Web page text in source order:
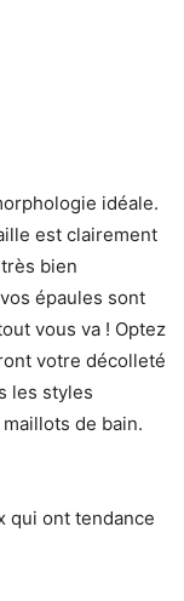
idéale.
est clairement
bien
épaules sont
vous va ! Optez
votre décolleté
les styles
de bain.
qui ont tendance